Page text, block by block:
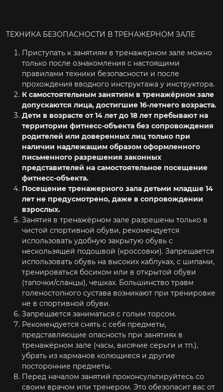
ТЕХНИКА БЕЗОПАСНОСТИ В ТРЕНАЖЕРНОМ ЗАЛЕ
Приступать к занятиям в тренажерном зале можно
только после ознакомления с настоящими
правилами техники безопасности и после
прохождения вводного инструктажа у инструктора.
К самостоятельным занятиям в тренажёрном зале
допускаются лица, достигшие 16-летнего возраста.
Дети в возрасте от 14 лет до 18 лет пребывают на
территории фитнесс-объекта без сопровождения
родителей или доверенных лиц только при
наличии надлежащим образом оформленного
письменного разрешения законных
представителей на самостоятельное посещение
фитнесс-объекта.
Посещение тренажерного зала детьми младше 14
лет не предусмотрено, даже в сопровождении
взрослых.
Занятия в тренажёрном зале разрешены только в
чистой спортивной обуви, рекомендуется
использовать удобную закрытую обувь с
нескользящей подошвой (кроссовки). Запрещается
использовать обувь на высоких каблуках, с шипами,
тренироваться босиком или в открытой обуви
(тапочки/сланцы), чешках. Большинство травм
голеностопного сустава возникают при тренировке
не в спортивной обуви.
Запрещается заниматься с голым торсом.
Рекомендуется снять с себя предметы,
представляющие опасность при занятиях в
тренажёрном зале (часы, висячие серьги и тп.),
убрать из карманов колющиеся и другие
посторонние предметы.
Перед началом занятий проконсультируйтесь со
своим врачом или тренером. Это обезопасит вас от